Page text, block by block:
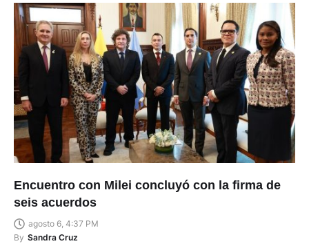
Encuentro con Milei concluyó con la firma de
seis acuerdos
agosto 6, 4:37 PM
By Sandra Cruz